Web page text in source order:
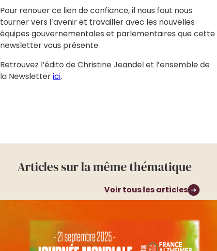
Pour renouer ce lien de confiance, il nous faut nous
tourner vers l’avenir et travailler avec les nouvelles
équipes gouvernementales et parlementaires que cette
newsletter vous présente.
Retrouvez l’édito de Christine Jeandel et l’ensemble de
la Newsletterici.
Articles sur la même thématique
Voir tous les articles